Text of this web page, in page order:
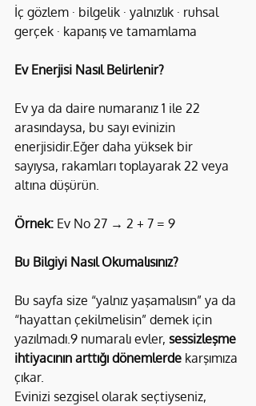
İç gözlem · bilgelik · yalnızlık · ruhsal
gerçek · kapanış ve tamamlama
Ev Enerjisi Nasıl Belirlenir?
Ev ya da daire numaranız 1 ile 22
arasındaysa, bu sayı evinizin
enerjisidir.Eğer daha yüksek bir
sayıysa, rakamları toplayarak 22 veya
altına düşürün.
Örnek: Ev No 27 → 2 + 7 = 9
Bu Bilgiyi Nasıl Okumalısınız?
Bu sayfa size “yalnız yaşamalısın” ya da
“hayattan çekilmelisin” demek için
yazılmadı.9 numaralı evler, sessizleşme
ihtiyacının arttığı dönemlerde karşımıza
çıkar.
Evinizi sezgisel olarak seçtiyseniz,